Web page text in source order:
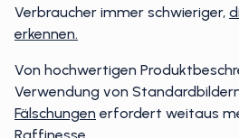
Verbraucher immer schwieriger,
erkennen.
Von hochwertigen
Verwendung von
Fälschungen erfordert weitaus